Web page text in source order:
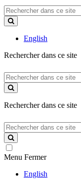
Rechercher
dans
ce
English
Rechercher dans ce site
Rechercher
dans
ce
Rechercher dans ce site
Rechercher
dans
ce
site
Menu Fermer
English